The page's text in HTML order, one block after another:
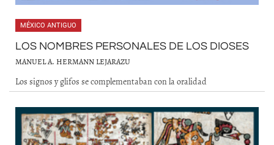
MÉXICO ANTIGUO
LOS NOMBRES PERSONALES DE LOS DIOSES
MANUEL A. HERMANN LEJARAZU
Los signos y glifos se complementaban con la oralidad